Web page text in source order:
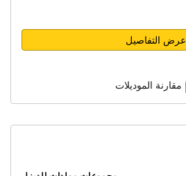
عرض التفاصيل
مقارنة الموديلات